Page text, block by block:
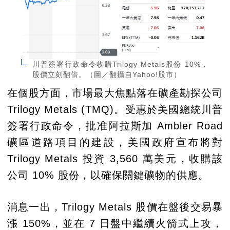
川普簽署行政命令收購Trilogy Metals股份 10%，
股價立刻翻倍。（圖／翻攝自Yahoo!股市）
在個股方面，市場最大焦點落在礦產勘探公司
Trilogy Metals (TMQ)。受惠於美國總統川普
簽署行政命令，批准阿拉斯加 Ambler Road
礦區道路項目的建設，美國政府宣布將對
Trilogy Metals 投資 3,560 萬美元，收購該
公司 10% 股份，以確保關鍵礦物的供應。
消息一出，Trilogy Metals 股價在盤後交易暴
漲 150%，並在 7 日盤中繼續火箭式上攻，